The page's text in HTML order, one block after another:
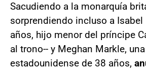
Sacudiendo a la monarquía
sorprendiendo incluso a Isabel
años, hijo menor del príncipe
al trono-- y Meghan Markle,
estadounidense de 38 años,